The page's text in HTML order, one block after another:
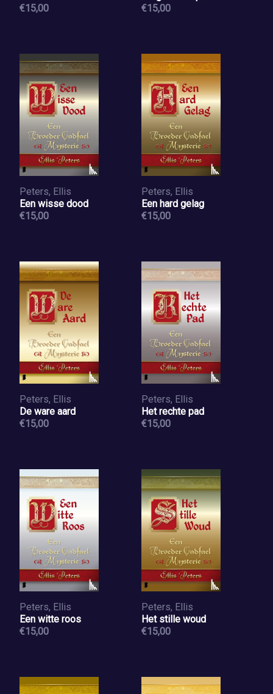
€15,00
€15,00
Peters, Ellis
Een wisse dood
€15,00
Peters, Ellis
Een hard gelag
€15,00
Peters, Ellis
De ware aard
€15,00
Peters, Ellis
Het rechte pad
€15,00
Peters, Ellis
Een witte roos
€15,00
Peters, Ellis
Het stille woud
€15,00